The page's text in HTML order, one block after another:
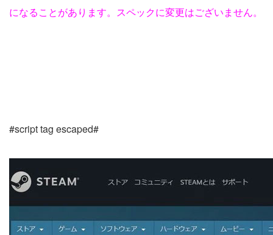
になることがあります。スペックに変更はございません。
#script tag escaped#